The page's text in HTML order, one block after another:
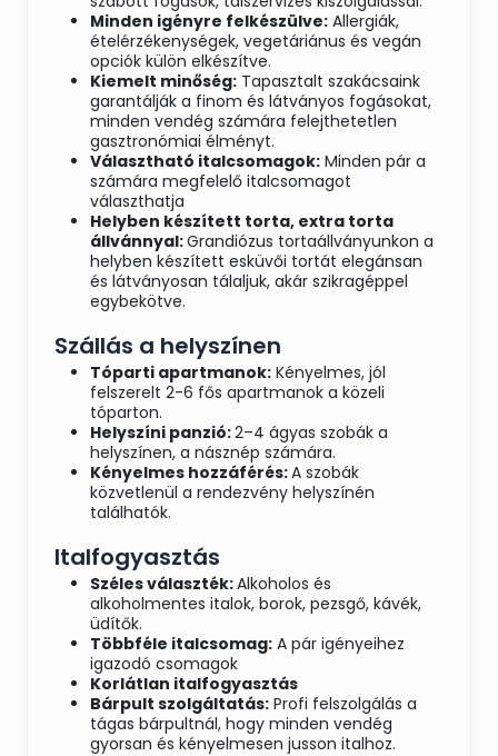
Nápolyi jércemell szezámmagos
bundában (mozzarellával töltve)
Gödöllői töltött csirkecomb
Konfitált kacsacomb aszalt szilvás
párolt lilakáposztával
Bécsi sertésszelet
Baconnel és feketeerdei sonkával
bordírozott sertésszűz,
vargányamártással
Omlós BBQ sertésoldalas mézes chili
szósszal
Sertésflekken mustáros
hagymamártással
Burgonyagondola grillezett
Rántott gombafejek roqueforttal
töltve
KÖRETEK
Fűszeres steak burgonya
Kaliforniai jázmin rizs, Jázmin rizs,
Rizi-bizi
Hagymás tört burgonya
Petrezselymes burgonya
Zelleres burgonyapüré
Grillezett zöldségek
SALÁTÁK
Vegyes idénysaláta
Vecsési házi savanyúság válogatás
Házi káposztasaláta
Paradicsomsaláta
Minden igényre felkészülve: Allergiák,
ételérzékenységek, vegetáriánus és vegán
opciók külön elkészítve.
Kiemelt minőség: Tapasztalt szakácsaink
garantálják a finom és látványos fogásokat,
minden vendég számára felejthetetlen
gasztronómiai élményt.
Választható italcsomagok: Minden pár a
számára megfelelő italcsomagot
választhatja
Helyben készített torta, extra torta
állvánnyal:Grandiózus tortaállványunkon a
helyben készített esküvői tortát elegánsan
és látványosan tálaljuk, akár szikragéppel
egybekötve.
Szállás a helyszínen
Tóparti apartmanok: Kényelmes, jól
felszerelt 2-6 fős apartmanok a közeli
tóparton.
Helyszíni panzió:2–4 ágyas szobák a
helyszínen, a násznép számára.
Kényelmes hozzáférés:A szobák
közvetlenül a rendezvény helyszínén
találhatók.
Italfogyasztás
Széles választék:Alkoholos és
alkoholmentes italok, borok, pezsgő, kávék,
üdítők.
Többféle italcsomag: A pár igényeihez
igazodó csomagok
Korlátlan italfogyasztás
Bárpult szolgáltatás: Profi felszolgálás a
tágas bárpultnál, hogy minden vendég
gyorsan és kényelmesen jusson italhoz.